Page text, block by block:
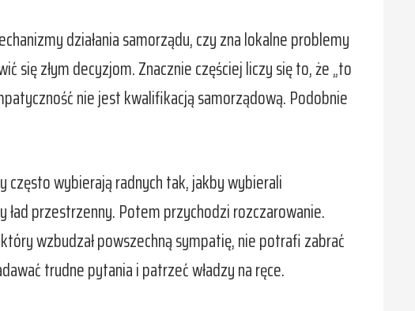
działania samorządu, czy zna lokalne problemy
się złym decyzjom. Znacznie częściej liczy się to, że „to
nie jest kwalifikacją samorządową. Podobnie
często wybierają radnych tak, jakby wybierali
przestrzenny. Potem przychodzi rozczarowanie.
wzbudzał powszechną sympatię, nie potrafi zabrać
trudne pytania i patrzeć władzy na ręce.